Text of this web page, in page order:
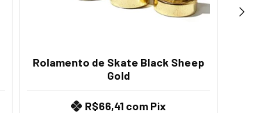
Rolamento de Skate Black Sheep
Gold
R$66,41 com Pix